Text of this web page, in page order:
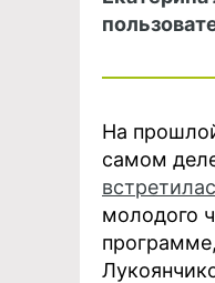
На
самом
молодого